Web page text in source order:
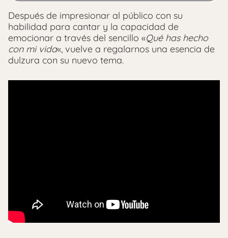
Después de impresionar al público con su
habilidad para cantar y la capacidad de
emocionar a través del sencillo «Qué has hecho
con mi vida«, vuelve a regalarnos una esencia de
dulzura con su nuevo tema.